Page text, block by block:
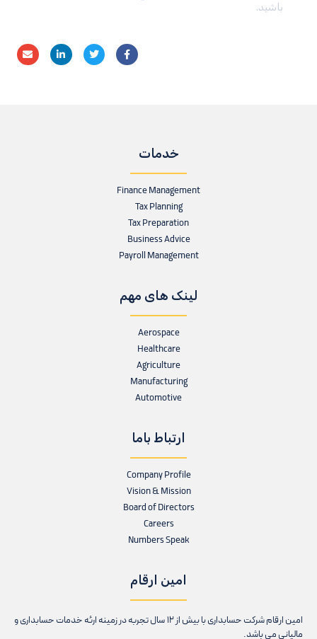
باشید.
خدمات
Finance Management
Tax Planning
Tax Preparation
Business Advice
Payroll Management
لینک های مهم
Aerospace
Healthcare
Agriculture
Manufacturing
Automotive
ارتباط باما
Company Profile
Vision & Mission
Board of Directors
Careers
Numbers Speak
امین ارقام
امین ارقام شرکت حسابداری با بیش از 12 سال تجربه در زمینه ارئه خدمات حسابداری و
مالیانی می باشد.